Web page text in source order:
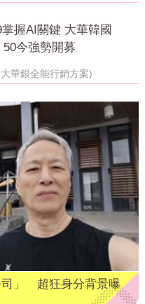
掌握AI關鍵 大華韓國
50今強勢開募
華銀全能行銷方案)
司」 超狂身分背景曝